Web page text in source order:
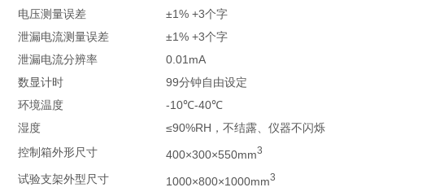
电压测量误差
±1% +3个字
泄漏电流测量误差
±1% +3个字
泄漏电流分辨率
0.01mA
数显计时
99分钟自由设定
环境温度
-10℃-40℃
湿度
≤90%RH，不结露、仪器不闪烁
控制箱外形尺寸
400×300×550mm3
试验支架外型尺寸 1000×800×1000mm3